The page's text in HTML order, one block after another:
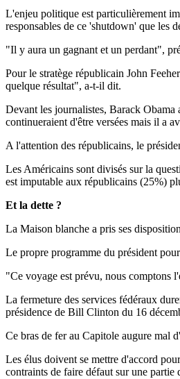
L'enjeu politique est particulièrement
responsables de ce 'shutdown' que les
"Il y aura un gagnant et un perdant",
Pour le stratège républicain John
quelque résultat", a-t-il dit.
Devant les journalistes, Barack Obama
continueraient d'être versées mais il a
A l'attention des républicains, le
Les Américains sont divisés sur la
est imputable aux républicains (25%)
Et la dette ?
La Maison blanche a pris ses
Le propre programme du président
"Ce voyage est prévu, nous comptons
La fermeture des services fédéraux
présidence de Bill Clinton du 16
Ce bras de fer au Capitole augure mal
Les élus doivent se mettre d'accord
contraints de faire défaut sur une partie